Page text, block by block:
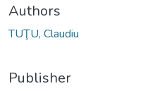
Authors
TUŢU, Claudiu
Publisher